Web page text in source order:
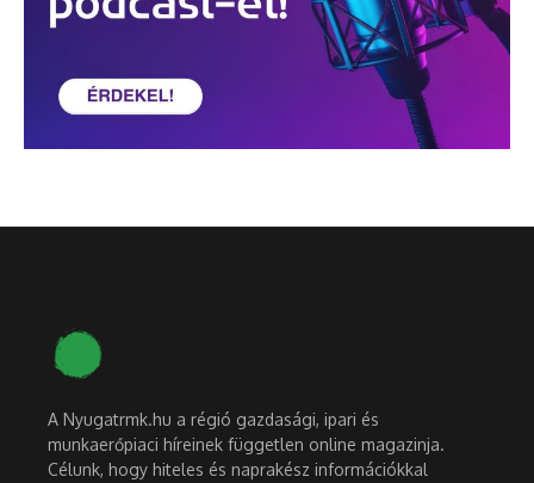
A Nyugatrmk.hu a régió gazdasági, ipari és
munkaerőpiaci híreinek független online magazinja.
Célunk, hogy hiteles és naprakész információkkal